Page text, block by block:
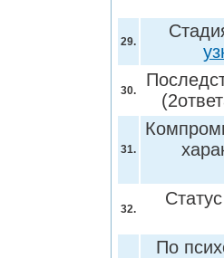
29.
30.
31.
32.
По